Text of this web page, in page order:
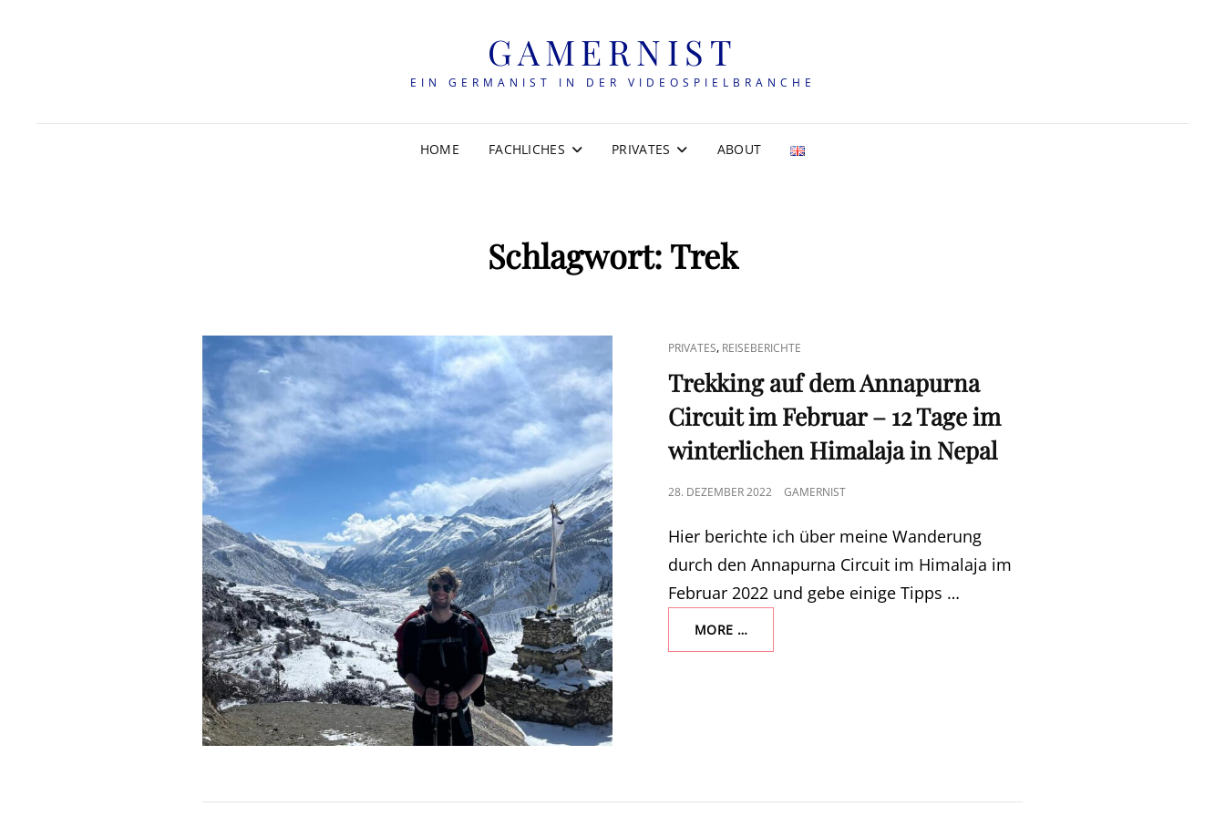
GAMERNIST
EIN GERMANIST IN DER VIDEOSPIELBRANCHE
HOME FACHLICHES PRIVATES ABOUT
Schlagwort: Trek
CAT
LINKS
PRIVATES, REISEBERICHTE
Trekking auf dem Annapurna
Circuit im Februar – 12 Tage im
winterlichen Himalaja in Nepal
POSTED
28. DEZEMBER 2022 GAMERNIST
Hier berichte ich über meine Wanderung
durch den Annapurna Circuit im Himalaja im
Februar 2022 und gebe einige Tipps …
MORE …TREKKING
AUF
TAGE